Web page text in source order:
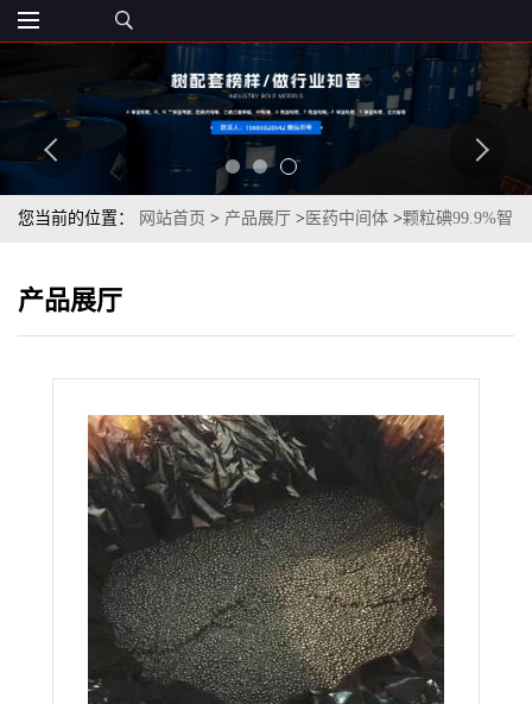
您当前的位置： 网站首页 > 产品展厅 > 医药中间体 >颗粒碘99.9%智
产品展厅